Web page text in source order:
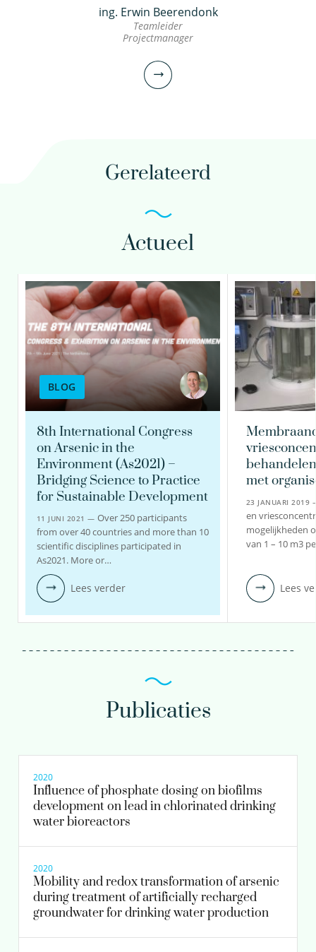
ing. Erwin Beerendonk
Teamleider
Projectmanager
ing. Erwin Beerendonk
Projectmanager
030-6069669
Erwin.Beerendonk@kwrwater.nl
bekijk profiel
Gerelateerd
Actueel
BLOG
8th International Congress
on Arsenic in the
Environment (As2021) –
Bridging Science to Practice
for Sustainable Development
11 JUNI 2021 —Over 250 participants
from over 40 countries and more than 10
scientific disciplines participated in
As2021. More or…
Lees verder
met
23 JANUARI
en
mogelijkheden
van 1 – 10 m3
Lees
Publicaties
2020
Influence of phosphate dosing on biofilms
development on lead in chlorinated drinking
water bioreactors
2020
Mobility and redox transformation of arsenic
during treatment of artificially recharged
groundwater for drinking water production